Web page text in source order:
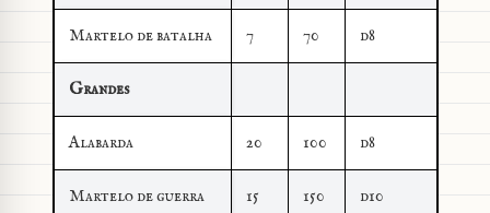
Martelo de batalha 7 70 d8
Grandes
Alabarda 20 100 d8
Martelo de guerra 15 150 d10